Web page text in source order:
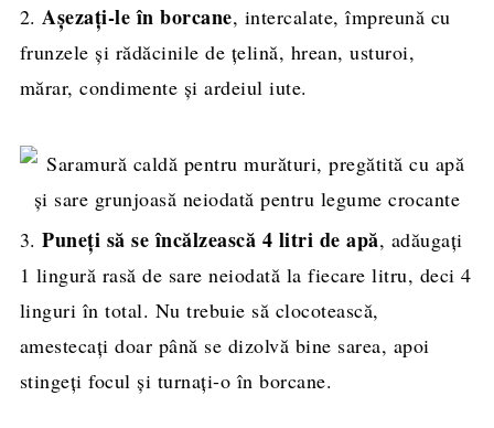
2. Așezați-le în borcane, intercalate, împreună cu
frunzele și rădăcinile de țelină, hrean, usturoi,
mărar, condimente și ardeiul iute.
3.Puneți să se încălzească 4 litri de apă, adăugați
1 lingură rasă de sare neiodată la fiecare litru, deci 4
linguri în total. Nu trebuie să clocotească,
amestecați doar până se dizolvă bine sarea, apoi
stingeți focul și turnați-o în borcane.